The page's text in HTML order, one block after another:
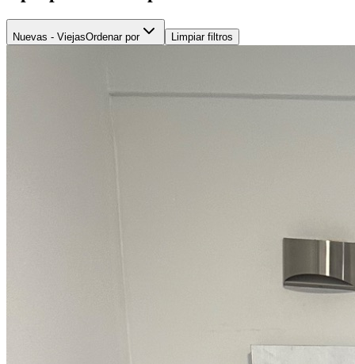
Nuevas - ViejasOrdenar por Limpiar filtros